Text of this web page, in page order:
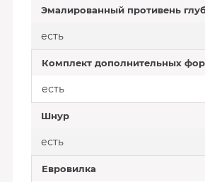
Эмалированный противень
есть
Комплект дополнительных
есть
Шнур
есть
Евровилка